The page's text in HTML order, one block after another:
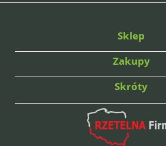
Sklep
Zakupy
Skróty